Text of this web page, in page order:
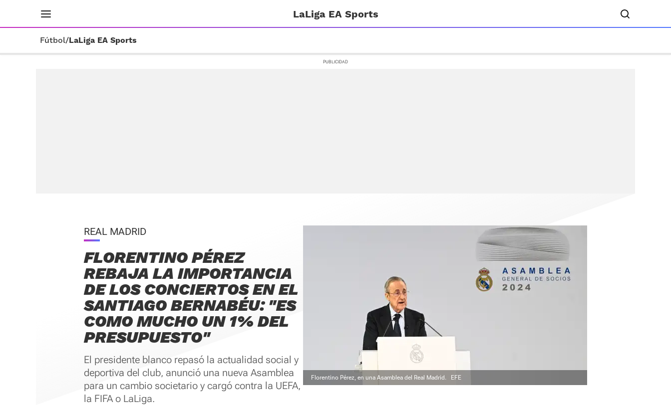
LaLiga EA Sports
Fútbol/LaLiga EA Sports
REAL MADRID
FLORENTINO PÉREZ
REBAJA LA IMPORTANCIA
DE LOS CONCIERTOS EN EL
SANTIAGO BERNABÉU: "ES
COMO MUCHO UN 1% DEL
PRESUPUESTO"
El presidente blanco repasó la actualidad social y
deportiva del club, anunció una nueva Asamblea
para un cambio societario y cargó contra la UEFA,
la FIFA o LaLiga.
Florentino Pérez, en una Asamblea del Real Madrid. EFE